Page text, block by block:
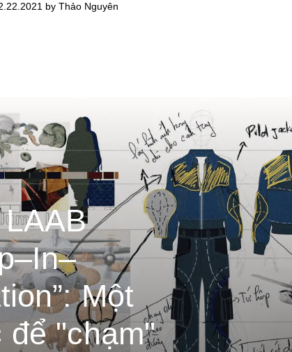
by Thảo Nguyên
Một
"chạm"